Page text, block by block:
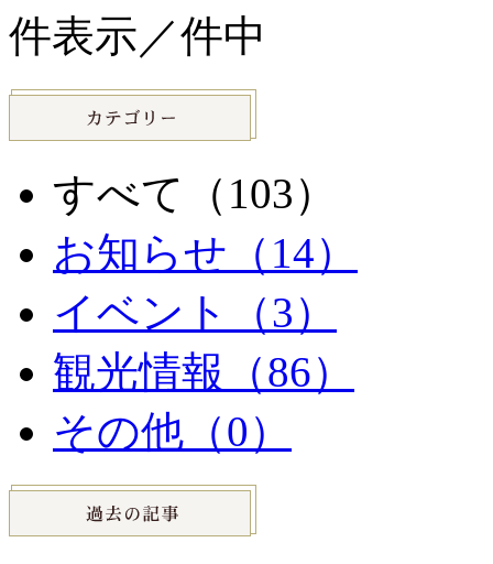
件表示／件中
すべて（103）
お知らせ（14）
イベント（3）
観光情報（86）
その他（0）